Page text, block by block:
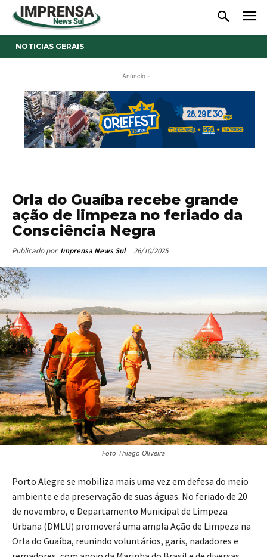
NOTICIAS GERAIS
- Anúncio -
Orla do Guaíba recebe grande
ação de limpeza no feriado da
Consciência Negra
Publicado por Imprensa News Sul 26/10/2025
Foto Thiago Oliveira
Porto Alegre se mobiliza mais uma vez em defesa do meio
ambiente e da preservação de suas águas. No feriado de 20
de novembro, o Departamento Municipal de Limpeza
Urbana (DMLU) promoverá uma ampla Ação de Limpeza na
Orla do Guaíba, reunindo voluntários, garis, nadadores e